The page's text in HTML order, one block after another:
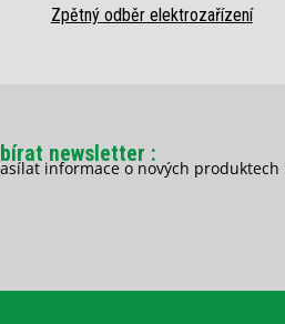
Zpětný odběr elektrozařízení
newsletter
informace o nových produktech